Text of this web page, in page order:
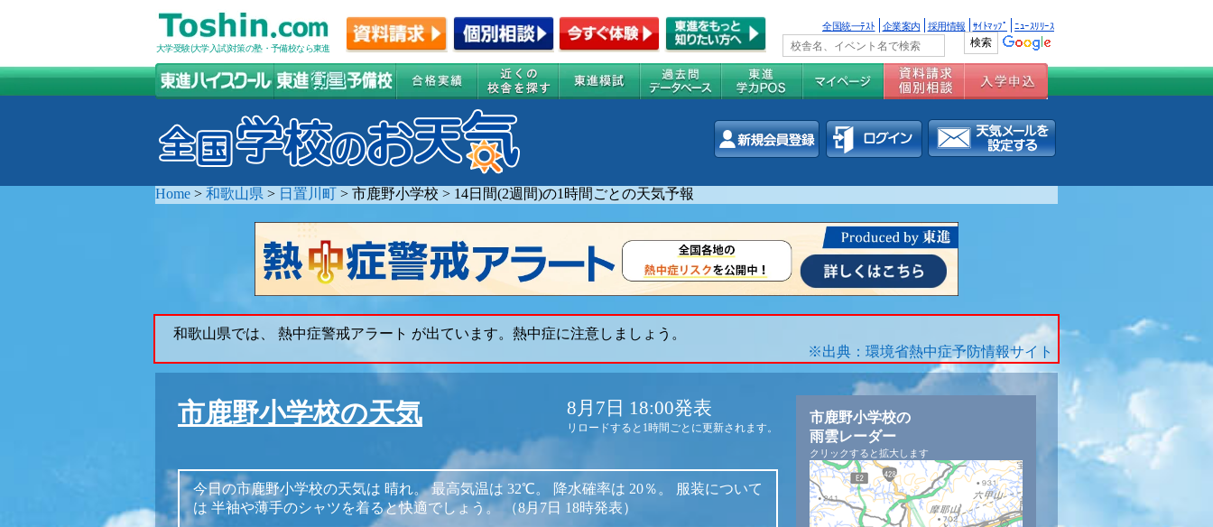
大学受験(大学入試)対策の塾・予備校なら東進
全国統一ﾃｽﾄ 企業案内 採用情報 ｻｲﾄﾏｯﾌﾟ ﾆｭｰｽﾘﾘｰｽ
Home > 和歌山県 > 日置川町 > 市鹿野小学校 > 14日間(2週間)の1時間ごとの天気予報
和歌山県では、 熱中症警戒アラート が出ています。熱中症に注意しましょう。
※出典：環境省熱中症予防情報サイト
市鹿野小学校の天気 8月7日 18:00発表
リロードすると1時間ごとに更新されます。
今日の市鹿野小学校の天気は 晴れ。 最高気温は 32℃。 降水確率は 20％。
服装について
は 半袖や薄手のシャツを着ると快適でしょう。 （8月7日 18時発表）
市鹿野小学校の
雨雲レーダー
クリックすると拡大します